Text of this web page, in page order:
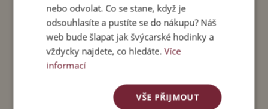
Perte v pračce do 40 stupňů, sušte v
sušičce nebo naruby v polostínu. Kvůli možnému
vyšisování nesušte na přímém slunci.
Čtení ke kávě:
Jak to vidí stylistka – o barvách, křivkách a
tipech, jak nosit pachasukně se stylistkou
nebo odvolat. Co se stane, když je
odsouhlasíte a pustíte se do nákupu? Náš
web bude šlapat jak švýcarské hodinky a
vždycky najdete, co hledáte.Více
informací
VŠE PŘIJMOUT